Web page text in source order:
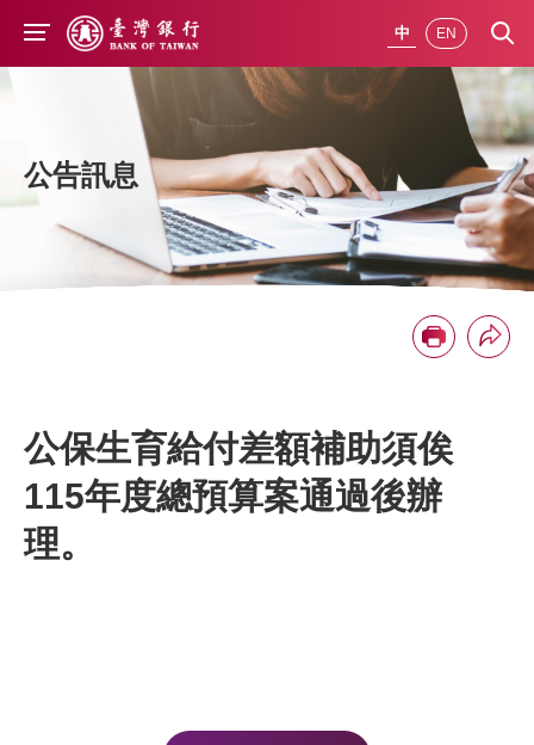
前往主要內容
中 EN
公告訊息
分享
公保生育給付差額補助須俟
115年度總預算案通過後辦
理。